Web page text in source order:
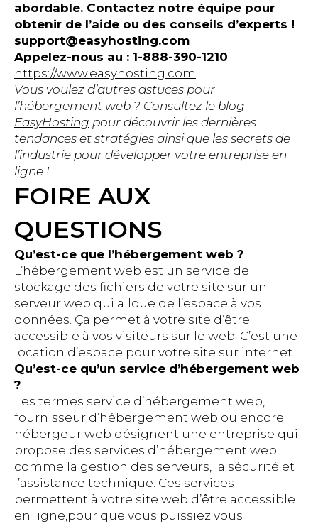
abordable. Contactez notre équipe pour
obtenir de l’aide ou des conseils d’experts !
support@easyhosting.com
Appelez-nous au : 1-888-390-1210
https://www.easyhosting.com
Vous voulez d’autres astuces pour
l’hébergement web ? Consultez le blog
EasyHosting pour découvrir les dernières
tendances et stratégies ainsi que les secrets de
l’industrie pour développer votre entreprise en
ligne !
FOIRE AUX
QUESTIONS
Qu’est-ce que l’hébergement web ?
L’hébergement web est un service de
stockage des fichiers de votre site sur un
serveur web qui alloue de l’espace à vos
données. Ça permet à votre site d’être
accessible à vos visiteurs sur le web. C’est une
location d’espace pour votre site sur internet.
Qu’est-ce qu’un service d’hébergement web
?
Les termes service d’hébergement web,
fournisseur d’hébergement web ou encore
hébergeur web désignent une entreprise qui
propose des services d’hébergement web
comme la gestion des serveurs, la sécurité et
l’assistance technique. Ces services
permettent à votre site web d’être accessible
en ligne,pour que vous puissiez vous